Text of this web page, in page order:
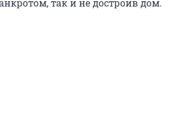
так и не достроив дом.